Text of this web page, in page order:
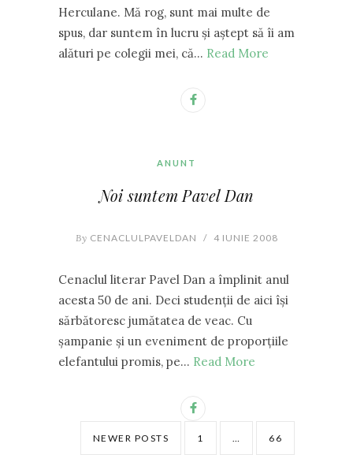
Herculane. Mă rog, sunt mai multe de
spus, dar suntem în lucru şi aştept să îi am
alături pe colegii mei, că… Read More
ANUNT
Noi suntem Pavel Dan
By CENACLULPAVELDAN / 4 IUNIE 2008
Cenaclul literar Pavel Dan a împlinit anul
acesta 50 de ani. Deci studenţii de aici îşi
sărbătoresc jumătatea de veac. Cu
şampanie şi un eveniment de proporţiile
elefantului promis, pe… Read More
NEWER POSTS 1 … 66